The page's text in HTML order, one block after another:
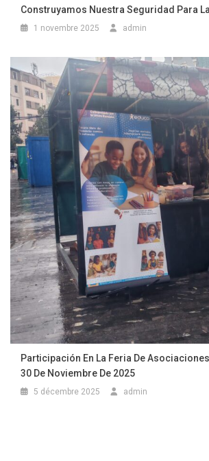
Construyamos Nuestra Seguridad Para
1 novembre 2025 admin
Participación En La Feria De
30 De Noviembre De 2025
5 décembre 2025 admin